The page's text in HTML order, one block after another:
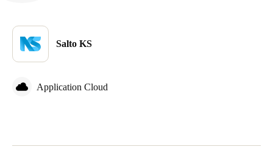
Salto KS
Application Cloud